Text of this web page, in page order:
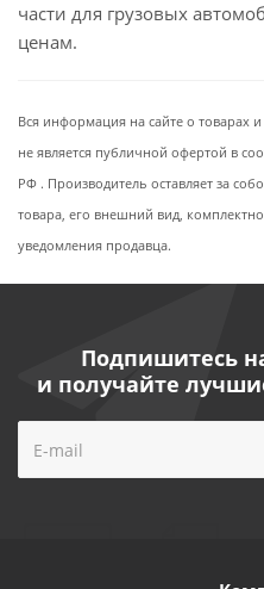
части для грузовых
ценам.
Вся информация на сайте о товарах
не является публичной офертой в
РФ . Производитель оставляет за
товара, его внешний вид,
уведомления продавца.
Подпишитесь
и получайте